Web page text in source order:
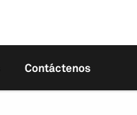
Contáctenos